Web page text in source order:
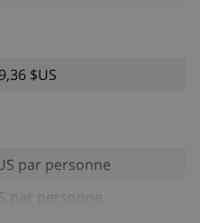
$US
par personne
par personne